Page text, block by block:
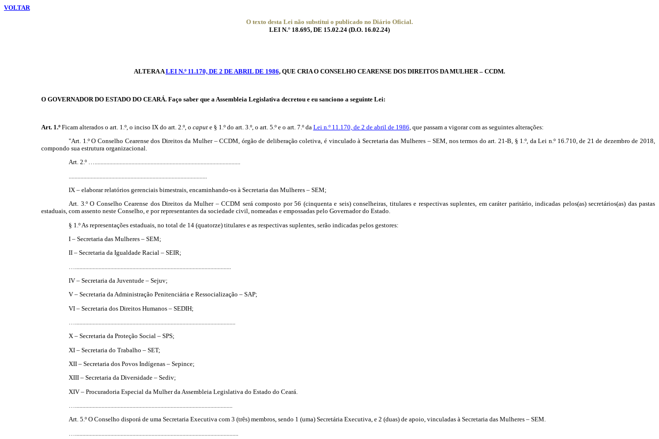
VOLTAR
O texto desta Lei não substitui o publicado no Diário Oficial.
LEI N.° 18.695, DE 15.02.24 (D.O. 16.02.24)
ALTERA ALEI N.º 11.170, DE 2 DE ABRIL DE 1986, QUE CRIA O CONSELHO CEARENSE DOS DIREITOS DA MULHER – CCDM.
O GOVERNADOR DO ESTADO DO CEARÁ. Faço saber que a Assembleia Legislativa decretou e eu sanciono a seguinte Lei:
Art. 1.ºFicam alterados o art. 1.º, o inciso IX do art. 2.º, o caput e § 1.º do art. 3.º, o art. 5.º e o art. 7.º da Lei n.º 11.170, de 2 de abril de 1986 , que passam a vigorar com as seguintes alterações:
"Art. 1.º O Conselho Cearense dos Direitos da Mulher – CCDM, órgão de deliberação coletiva, é vinculado à Secretaria das Mulheres – SEM, nos termos do art. 21-B, § 1.º, da Lei n.º 16.710, de 21 de dezembro de 2018,
compondo sua estrutura organizacional.
Art. 2.º …...................................................................................................
IX – elaborar relatórios gerenciais bimestrais, encaminhando-os à Secretaria das Mulheres – SEM;
Art. 3.º O Conselho Cearense dos Direitos da Mulher – CCDM será composto por 56 (cinquenta e seis) conselheiras, titulares e respectivas suplentes, em caráter paritário, indicadas pelos(as) secretários(as) das pastas
estaduais, com assento neste Conselho, e por representantes da sociedade civil, nomeadas e empossadas pelo Governador do Estado.
§ 1.º As representações estaduais, no total de 14 (quatorze) titulares e as respectivas suplentes, serão indicadas pelos gestores:
I – Secretaria das Mulheres – SEM;
II – Secretaria da Igualdade Racial – SEIR;
IV – Secretaria da Juventude – Sejuv;
V – Secretaria da Administração Penitenciária e Ressocialização – SAP;
VI – Secretaria dos Direitos Humanos – SEDIH;
X – Secretaria da Proteção Social – SPS;
XI – Secretaria do Trabalho – SET;
XII – Secretaria dos Povos Indígenas – Sepince;
XIII – Secretaria da Diversidade – Sediv;
XIV – Procuradoria Especial da Mulher da Assembleia Legislativa do Estado do Ceará.
Art. 5.º O Conselho disporá de uma Secretaria Executiva com 3 (três) membros, sendo 1 (uma) Secretária Executiva, e 2 (duas) de apoio, vinculadas à Secretaria das Mulheres – SEM.